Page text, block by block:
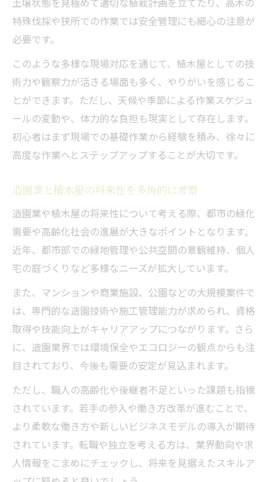
特殊伐採や狭所での作業では安全管理にも細心の注意が
必要です。
このような多様な現場対応を通じて、植木屋としての技
術力や観察力が活きる場面も多く、やりがいを感じるこ
とができます。ただし、天候や季節による作業スケジュ
ールの変動や、体力的な負担も現実として存在します。
初心者はまず現場での基礎作業から経験を積み、徐々に
高度な作業へとステップアップすることが大切です。
造園業と植木屋の将来性を多角的に考察
造園業や植木屋の将来性について考える際、都市の緑化
需要や高齢化社会の進展が大きなポイントとなります。
近年、都市部での緑地管理や公共空間の景観維持、個人
宅の庭づくりなど多様なニーズが拡大しています。
また、マンションや商業施設、公園などの大規模案件で
は、専門的な造園技術や施工管理能力が求められ、資格
取得や技能向上がキャリアアップにつながります。さら
に、造園業界では環境保全やエコロジーの観点からも注
目されており、今後も需要の安定が見込まれます。
ただし、職人の高齢化や後継者不足といった課題も指摘
されています。若手の参入や働き方改革が進むことで、
より柔軟な働き方や新しいビジネスモデルの導入が期待
されています。転職や独立を考える方は、業界動向や求
人情報をこまめにチェックし、将来を見据えたスキルア